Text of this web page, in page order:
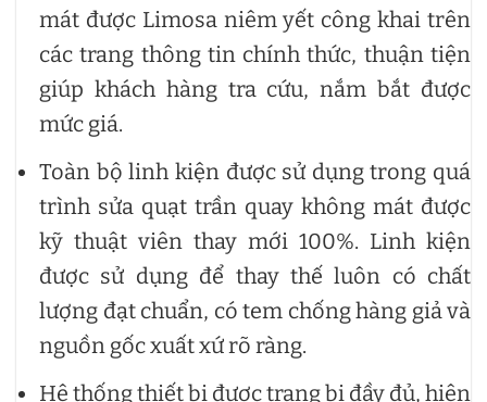
mát được Limosa niêm yết công khai trên
các trang thông tin chính thức, thuận tiện
giúp khách hàng tra cứu, nắm bắt được
mức giá.
Toàn bộ linh kiện được sử dụng trong quá
trình sửa quạt trần quay không mát được
kỹ thuật viên thay mới 100%. Linh kiện
được sử dụng để thay thế luôn có chất
lượng đạt chuẩn, có tem chống hàng giả và
nguồn gốc xuất xứ rõ ràng.
Hệ thống thiết bị được trang bị đầy đủ, hiện